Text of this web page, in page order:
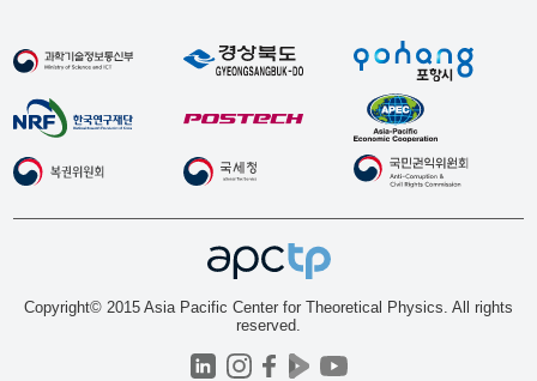
Copyright© 2015 Asia Pacific Center for Theoretical Physics. All rights
reserved.